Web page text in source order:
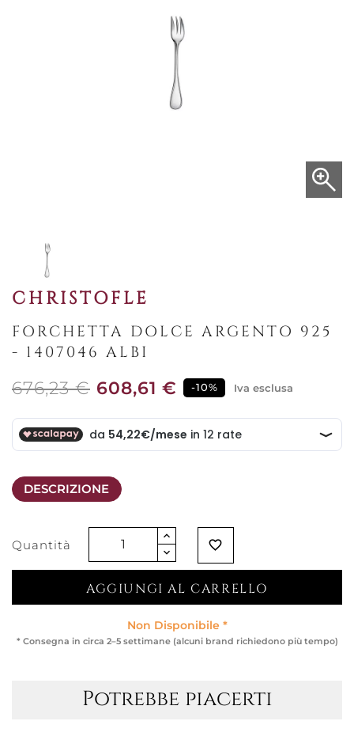
CHRISTOFLE
FORCHETTA DOLCE ARGENTO 925
- 1407046 ALBI
676,23 € 608,61 € -10% Iva esclusa
DESCRIZIONE
Quantità favorite_border
AGGIUNGI AL CARRELLO
Non Disponibile *
* Consegna in circa 2–5 settimane (alcuni brand richiedono più tempo)
Potrebbe piacerti